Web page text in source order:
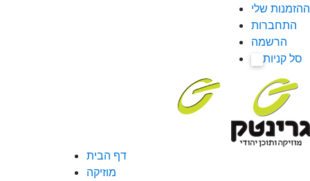
ההזמנות שלי
התחברות
הרשמה
סל קניות
דף הבית
מוזיקה